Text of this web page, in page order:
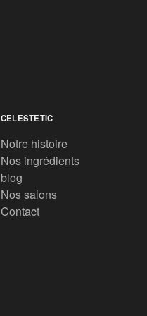
CELESTETIC
Notre histoire
Nos ingrédients
blog
Nos salons
Contact